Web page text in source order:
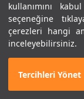
kullanımını
seçeneğine
çerezleri hangi
inceleyebilirsiniz.
Tercihleri Yönet